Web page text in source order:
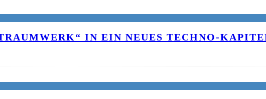
IN EIN NEUES TECHNO-